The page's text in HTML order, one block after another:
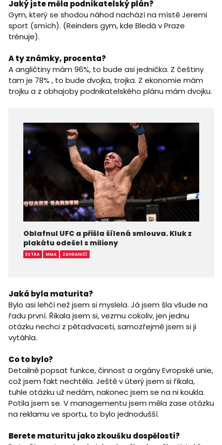
Jaký jste měla podnikatelský plán?
Gym, který se shodou náhod nachází na místě Jeremi
sport (smích). (Reinders gym, kde Bledá v Praze
trénuje).
A ty známky, procenta?
A angličtiny mám 96%, to bude asi jednička. Z češtiny
tam je 78% , to bude dvojka, trojka. Z ekonomie mám
trojku a z obhajoby podnikatelského plánu mám dvojku.
Oblafnul UFC a přišla šílená smlouva. Kluk z
plakátu odešel s miliony
EXTRA MMA ZAHRANIČÍ
Jaká byla maturita?
Bylo asi lehčí než jsem si myslela. Já jsem šla všude na
řadu první. Říkala jsem si, vezmu cokoliv, jen jednu
otázku nechci z pětadvaceti, samozřejmě jsem si ji
vytáhla.
Co to bylo?
Detailně popsat funkce, činnost a orgány Evropské unie,
což jsem fakt nechtěla. Ještě v úterý jsem si říkala,
tuhle otázku už nedám, nakonec jsem se na ni koukla.
Potila jsem se. V managementu jsem měla zase otázku
na reklamu ve sportu, to bylo jednodušší.
Berete maturitu jako zkoušku dospělosti?